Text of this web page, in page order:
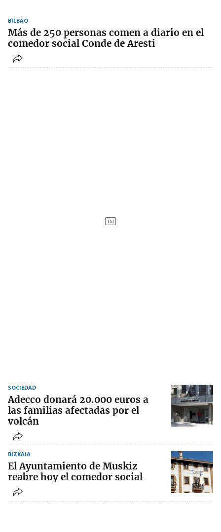
BILBAO
Más de 250 personas comen a diario en el
comedor social Conde de Aresti
SOCIEDAD
Adecco donará 20.000 euros a
las familias afectadas por el
volcán
BIZKAIA
El Ayuntamiento de Muskiz
reabre hoy el comedor social